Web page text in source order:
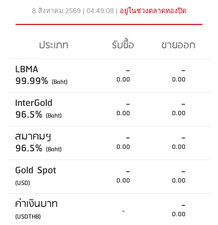
8 สิงหาคม 2569 | 04:49:08 | อยู่ในช่วงตลาดทองปิด
ประเภท รับซื้อ
ขายออก
LBMA
99.99% (Baht)
-
0.00
-
0.00
InterGold
96.5% (Baht)
-
0.00
-
0.00
สมาคมฯ
96.5% (Baht)
-
0.00
-
0.00
Gold Spot
(USD)
-
0.00
-
0.00
ค่าเงินบาท
(USDTHB) - -
0.00